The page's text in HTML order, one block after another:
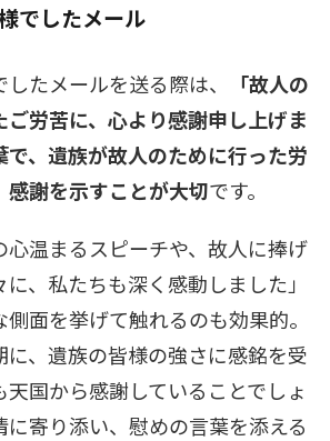
でしたメール
たメールを送る際は、
「故人の
労苦に、心より感謝申し上げま
で、遺族が故人のために行った労
感謝を示すことが大切です。
心温まるスピーチや、故人に捧げ
、私たちも深く感動しました」
面を挙げて触れるのも効果的。
に、遺族の皆様の強さに感銘を受
国から感謝していることでしょ
に寄り添い、慰めの言葉を添える